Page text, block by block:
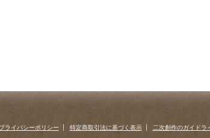
ライバシーポリシー 特定商取引法に基づく表示 二次創作のガイドラ